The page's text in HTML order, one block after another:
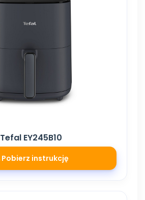
Tefal EY245B10
Pobierz instrukcję